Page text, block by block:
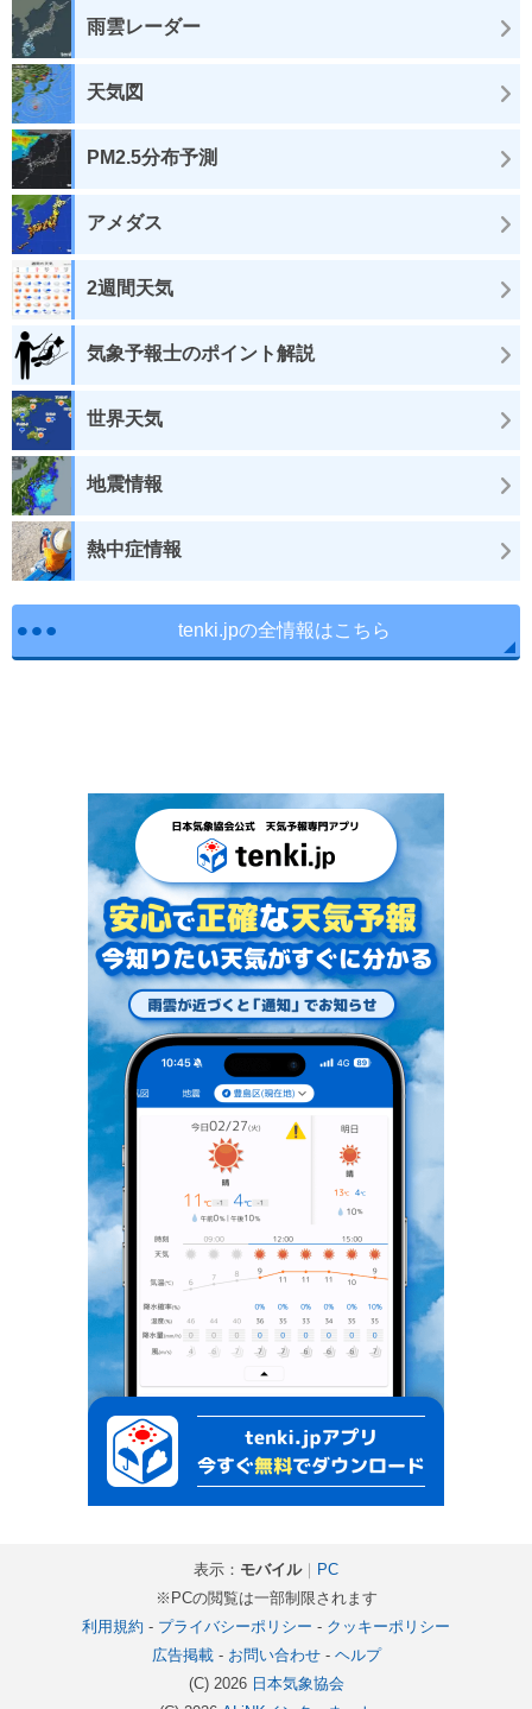
雨雲レーダー
天気図
PM2.5分布予測
アメダス
2週間天気
気象予報士のポイント解説
世界天気
地震情報
熱中症情報
tenki.jpの全情報はこちら
表示： モバイル｜
PC
※PCの閲覧は一部制限されます
利用規約 - プライバシーポリシー - クッキーポリシー
広告掲載- お問い合わせ- ヘルプ
(C) 2026 日本気象協会